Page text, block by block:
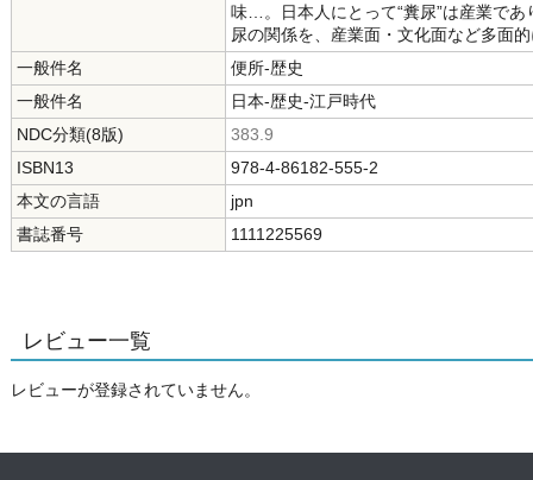
味…。日本人にとって“糞尿”は産業で
尿の関係を、産業面・文化面など多面
一般件名
便所-歴史
一般件名
日本-歴史-江戸時代
NDC分類(8版)
383.9
ISBN13
978-4-86182-555-2
本文の言語
jpn
書誌番号
1111225569
レビュー一覧
レビューが登録されていません。